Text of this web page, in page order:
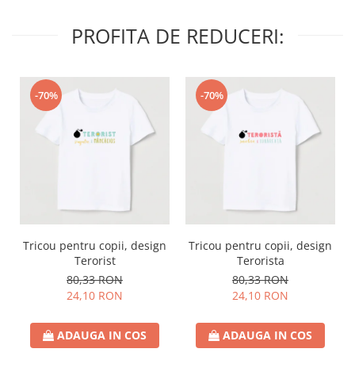
PROFITA DE REDUCERI:
-70%
Tricou pentru copii, design
Terorist
80,33 RON
24,10 RON
ADAUGA IN COS
-70%
Tricou pentru copii, design
Terorista
80,33 RON
24,10 RON
ADAUGA IN COS